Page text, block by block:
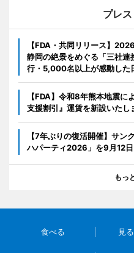
プレ
【FDA・共同リリース】
静岡の絶景をめぐる「三社
行・5,000名以上が感動した
【FDA】令和8年熊本地震に
支援割引』運賃を新設いたし
【7年ぶりの復活開催】サン
ハパーティ2026」を9月12
もっ
食べる 見